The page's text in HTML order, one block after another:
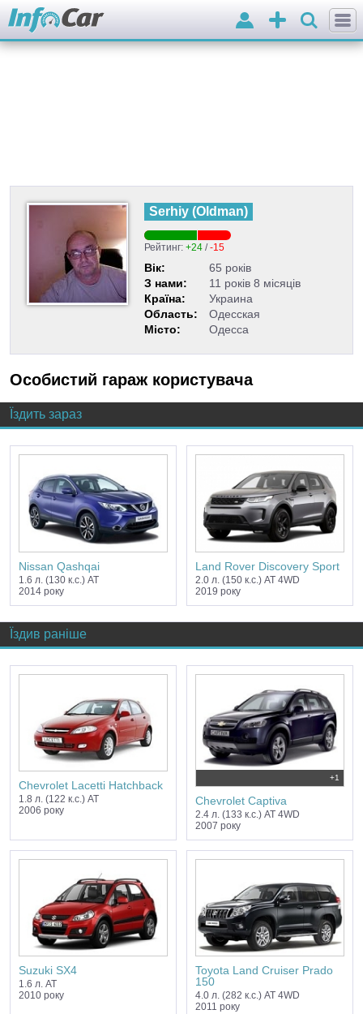
Додати
оголошення
Вхід
Serhiy (Oldman)
Рейтинг: +24 /-15
Вік:
65 років
З нами:
11 років 8 місяців
Країна:
Украина
Область:
Одесская
Місто:
Одесса
Особистий гараж користувача
Їздить зараз
Nissan Qashqai
1.6 л. (130 к.с.) AT
2014 року
Land Rover Discovery Sport
2.0 л. (150 к.с.) AT 4WD
2019 року
Їздив раніше
Chevrolet Lacetti Hatchback
1.8 л. (122 к.с.) AT
2006 року
+1
Chevrolet Captiva
2.4 л. (133 к.с.) AT 4WD
2007 року
Suzuki SX4
1.6 л. AT
2010 року
Toyota Land Cruiser Prado
150
4.0 л. (282 к.с.) AT 4WD
2011 року